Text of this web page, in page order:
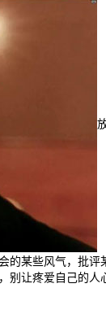
某些风气，批
让疼爱自己的人